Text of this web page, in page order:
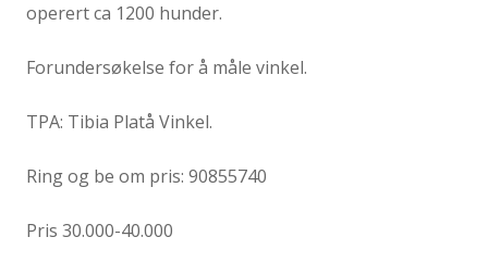
operert ca 1200 hunder.
Forundersøkelse for å måle vinkel.
TPA: Tibia Platå Vinkel.
Ring og be om pris: 90855740
Pris 30.000-40.000